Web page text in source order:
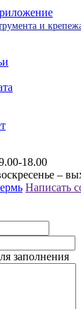
и
18.00
–
Написать
заполнения